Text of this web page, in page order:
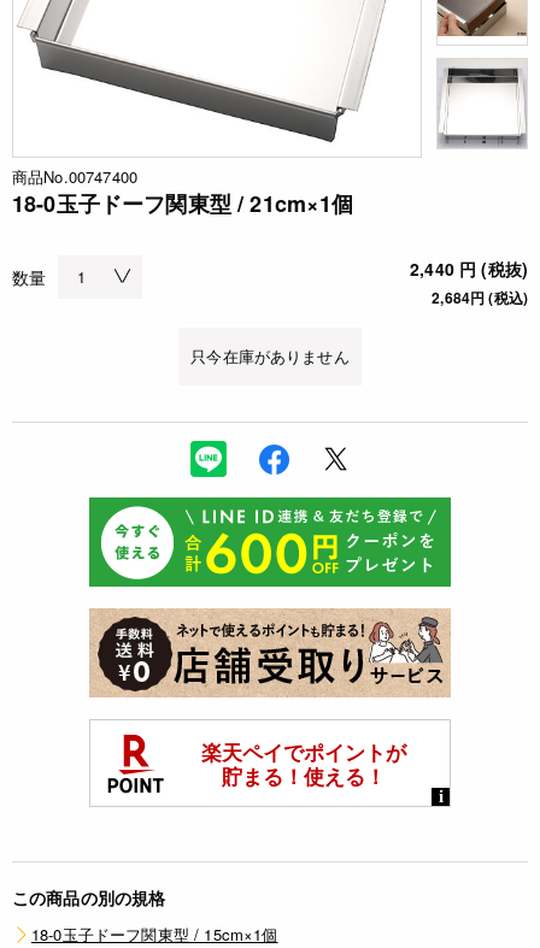
商品No.00747400
18-0玉子ドーフ関東型 / 21cm×1個
数量 2,440 円 (税抜)
2,684円 (税込)
只今在庫がありません
この商品の別の規格
18-0玉子ドーフ関東型 / 15cm×1個